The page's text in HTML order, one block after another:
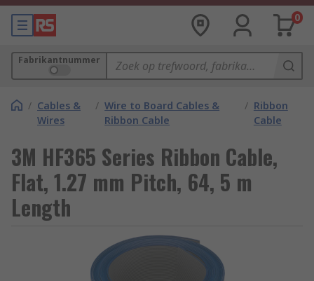
0
Fabrikantnummer
/ Cables &
Wires
/ Wire to Board Cables &
Ribbon Cable
/ Ribbon
Cable
3M HF365 Series Ribbon Cable,
Flat, 1.27 mm Pitch, 64, 5 m
Length